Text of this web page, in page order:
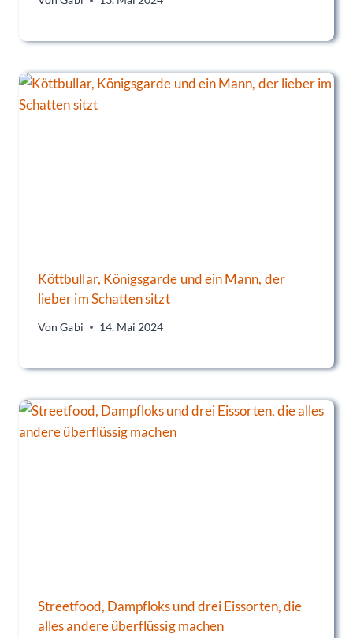
Köttbullar, Königsgarde und ein Mann, der
lieber im Schatten sitzt
Von Gabi 14. Mai 2024
Streetfood, Dampfloks und drei Eissorten, die
alles andere überflüssig machen